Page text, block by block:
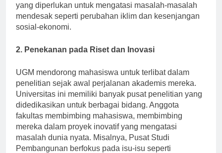
yang diperlukan untuk mengatasi masalah-masalah
mendesak seperti perubahan iklim dan kesenjangan
sosial-ekonomi.
2. Penekanan pada Riset dan Inovasi
UGM mendorong mahasiswa untuk terlibat dalam
penelitian sejak awal perjalanan akademis mereka.
Universitas ini memiliki banyak pusat penelitian yang
didedikasikan untuk berbagai bidang. Anggota
fakultas membimbing mahasiswa, membimbing
mereka dalam proyek inovatif yang mengatasi
masalah dunia nyata. Misalnya, Pusat Studi
Pembangunan berfokus pada isu-isu seperti